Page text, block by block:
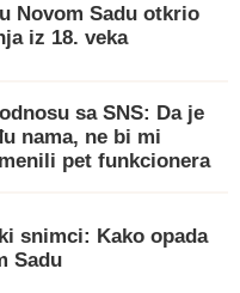
Novom Sadu otkrio
iz 18. veka
sa SNS: Da je
nama, ne bi mi
pet funkcionera
snimci: Kako opada
Sadu